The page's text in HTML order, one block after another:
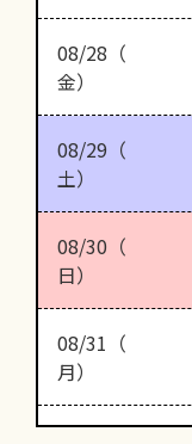
08/28（
金）
08/29（
土）
08/30（
日）
08/31（
月）